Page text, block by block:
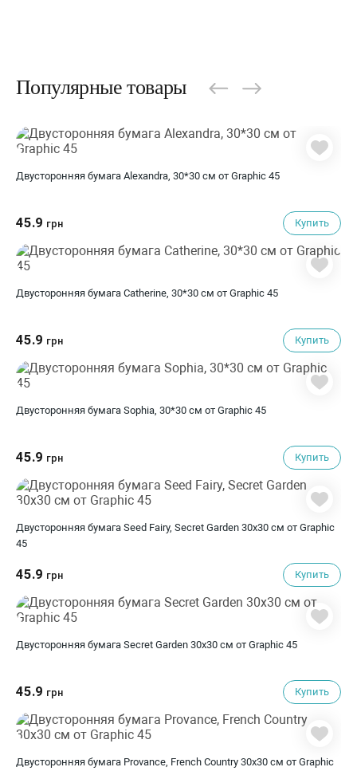
Популярные товары
Двусторонняя бумага Alexandra, 30*30 см от Graphic 45
45.9 грн Купить
Двусторонняя бумага Catherine, 30*30 см от Graphic 45
45.9 грн Купить
Двусторонняя бумага Sophia, 30*30 см от Graphic 45
45.9 грн Купить
Двусторонняя бумага Seed Fairy, Secret Garden 30х30 см от Graphic
45
45.9 грн Купить
Двусторонняя бумага Secret Garden 30х30 см от Graphic 45
45.9 грн Купить
Двусторонняя бумага Provance, French Country 30х30 см от Graphic